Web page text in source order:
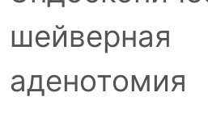
шейверная
аденотомия